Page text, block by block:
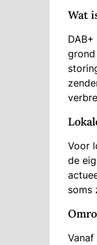
Wat
Voor
de
soms